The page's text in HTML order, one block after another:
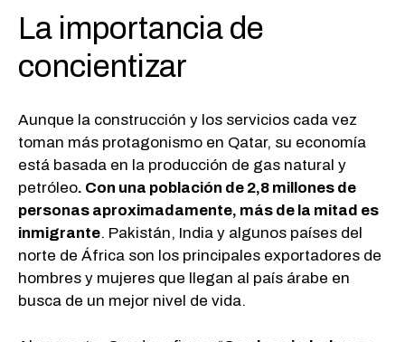
La importancia de
concientizar
Aunque la construcción y los servicios cada vez
toman más protagonismo en Qatar, su economía
está basada en la producción de gas natural y
petróleo. Con una población de 2,8 millones de
personas aproximadamente, más de la mitad es
inmigrante. Pakistán, India y algunos países del
norte de África son los principales exportadores de
hombres y mujeres que llegan al país árabe en
busca de un mejor nivel de vida.